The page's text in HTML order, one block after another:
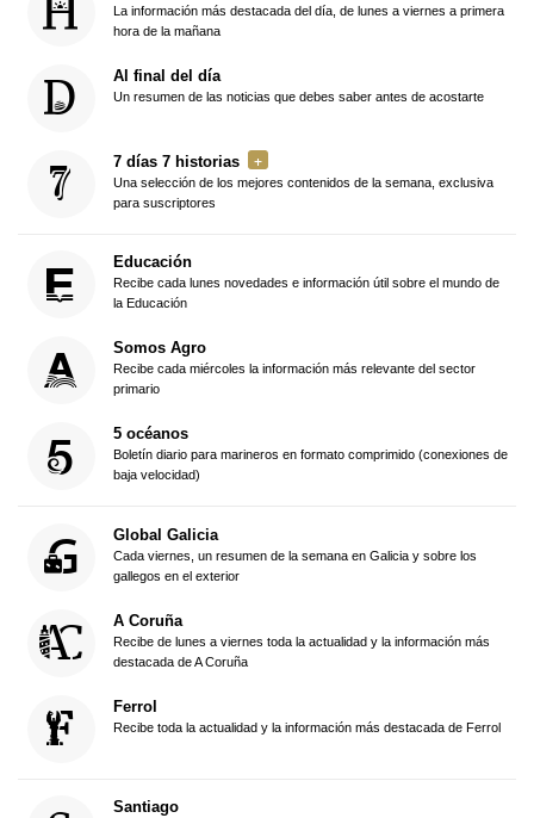
La información más destacada del día, de lunes a viernes a primera
hora de la mañana
Al final del día
Un resumen de las noticias que debes saber antes de acostarte
7 días 7 historias
Una selección de los mejores contenidos de la semana, exclusiva
para suscriptores
Educación
Recibe cada lunes novedades e información útil sobre el mundo de
la Educación
Somos Agro
Recibe cada miércoles la información más relevante del sector
primario
5 océanos
Boletín diario para marineros en formato comprimido (conexiones de
baja velocidad)
Global Galicia
Cada viernes, un resumen de la semana en Galicia y sobre los
gallegos en el exterior
A Coruña
Recibe de lunes a viernes toda la actualidad y la información más
destacada de A Coruña
Ferrol
Recibe toda la actualidad y la información más destacada de Ferrol
Santiago